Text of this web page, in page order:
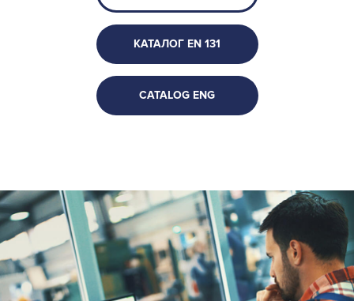
КАТАЛОГ EN 131
CATALOG ENG